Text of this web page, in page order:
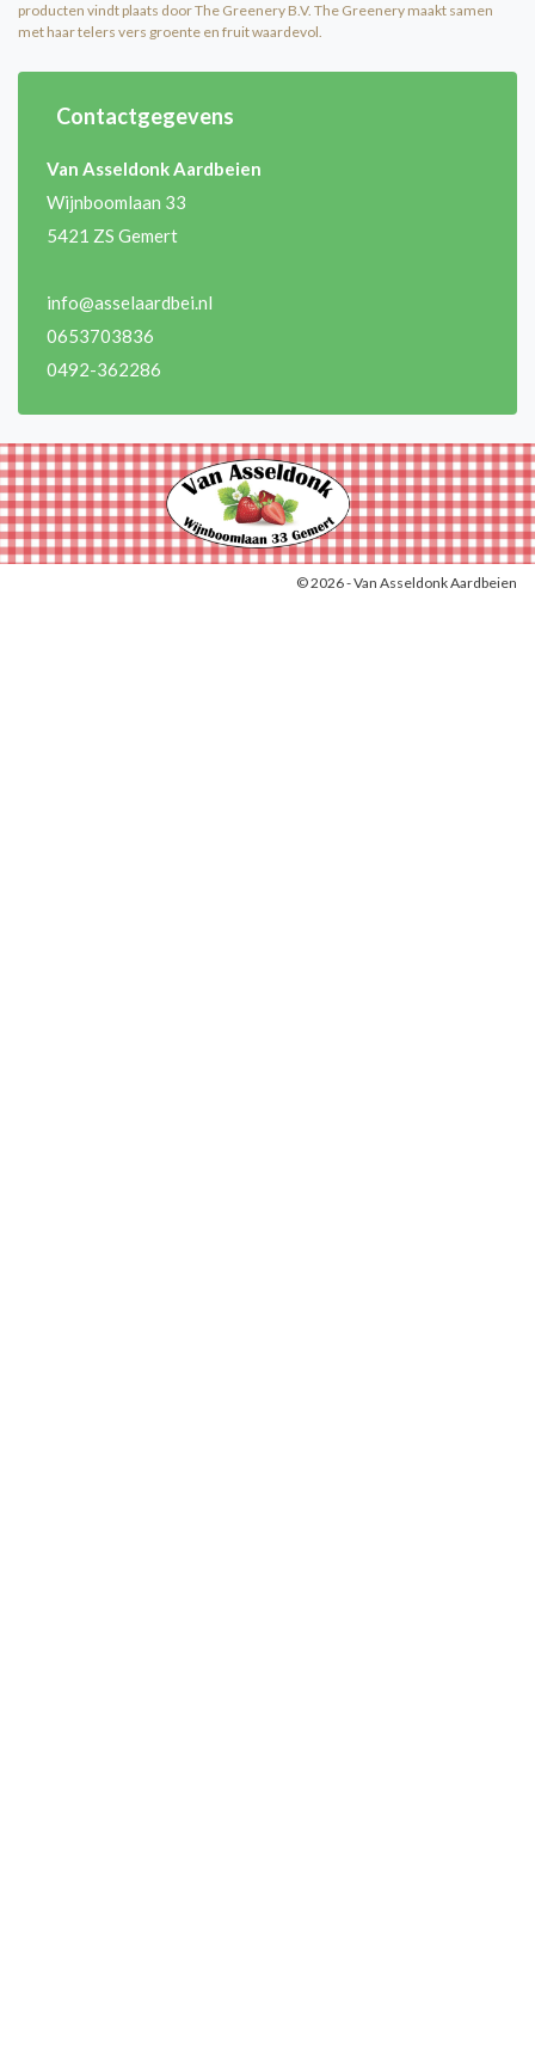
producten vindt plaats door The Greenery B.V. The Greenery maakt samen
met haar telers vers groente en fruit waardevol.
Contactgegevens
Van Asseldonk Aardbeien
Wijnboomlaan 33
5421 ZS Gemert
info@asselaardbei.nl
0653703836
0492-362286
© 2026 - Van Asseldonk Aardbeien